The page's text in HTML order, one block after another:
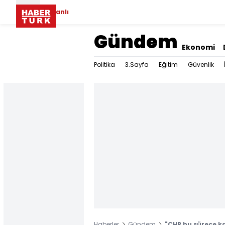
Canlı
Gündem Ekonomi
Politika 3.Sayfa Eğitim Güvenlik